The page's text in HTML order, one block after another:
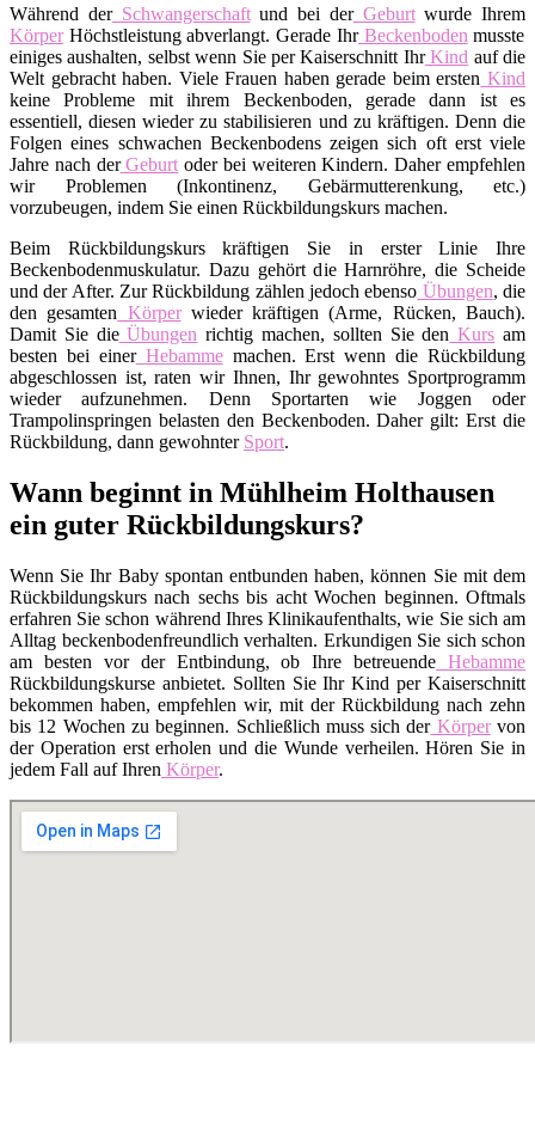
Während derSchwangerschaftund bei derGeburtwurde Ihrem
KörperHöchstleistung abverlangt. Gerade IhrBeckenboden musste
einiges aushalten, selbst wenn Sie per Kaiserschnitt IhrKind auf die
Welt gebracht haben. Viele Frauen haben gerade beim ersten Kind
keine Probleme mit ihrem Beckenboden, gerade dann ist es
essentiell, diesen wieder zu stabilisieren und zu kräftigen. Denn die
Folgen eines schwachen Beckenbodens zeigen sich oft erst viele
Jahre nach derGeburt oder bei weiteren Kindern. Daher empfehlen
wir Problemen (Inkontinenz, Gebärmutterenkung, etc.)
vorzubeugen, indem Sie einen Rückbildungskurs machen.
Beim Rückbildungskurs kräftigen Sie in erster Linie Ihre
Beckenbodenmuskulatur. Dazu gehört die Harnröhre, die Scheide
und der After. Zur Rückbildung zählen jedoch ebenso Übungen, die
den gesamten Körperwieder kräftigen (Arme, Rücken, Bauch).
Damit Sie dieÜbungen richtig machen, sollten Sie den Kurs am
besten bei einerHebammemachen. Erst wenn die Rückbildung
abgeschlossen ist, raten wir Ihnen, Ihr gewohntes Sportprogramm
wieder aufzunehmen. Denn Sportarten wie Joggen oder
Trampolinspringen belasten den Beckenboden. Daher gilt: Erst die
Rückbildung, dann gewohnter Sport.
Wann beginnt in Mühlheim Holthausen
ein guter Rückbildungskurs?
Wenn Sie Ihr Baby spontan entbunden haben, können Sie mit dem
Rückbildungskurs nach sechs bis acht Wochen beginnen. Oftmals
erfahren Sie schon während Ihres Klinikaufenthalts, wie Sie sich am
Alltag beckenbodenfreundlich verhalten. Erkundigen Sie sich schon
am besten vor der Entbindung, ob Ihre betreuende Hebamme
Rückbildungskurse anbietet. Sollten Sie Ihr Kind per Kaiserschnitt
bekommen haben, empfehlen wir, mit der Rückbildung nach zehn
bis 12 Wochen zu beginnen. Schließlich muss sich derKörpervon
der Operation erst erholen und die Wunde verheilen. Hören Sie in
jedem Fall auf Ihren Körper.